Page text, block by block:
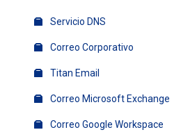
Servicio DNS
Correo Corporativo
Titan Email
Correo Microsoft Exchange
Correo Google Workspace